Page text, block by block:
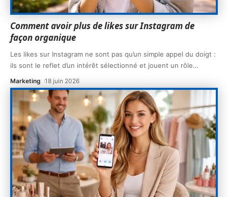
Comment avoir plus de likes sur Instagram de
façon organique
Les likes sur Instagram ne sont pas qu’un simple appel du doigt :
ils sont le reflet d’un intérêt sélectionné et jouent un rôle…
Marketing 18 juin 2026